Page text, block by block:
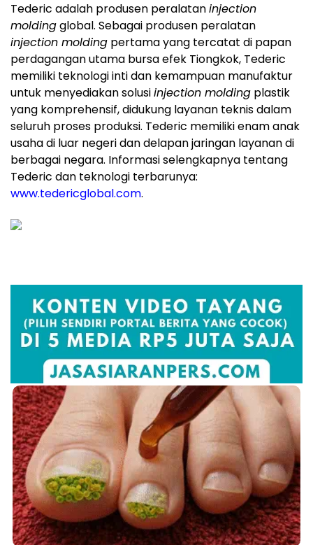
Tederic adalah produsen peralataninjection
moldingglobal. Sebagai produsen peralatan
injection molding pertama yang tercatat di papan
perdagangan utama bursa efek Tiongkok, Tederic
memiliki teknologi inti dan kemampuan manufaktur
untuk menyediakan solusiinjection molding plastik
yang komprehensif, didukung layanan teknis dalam
seluruh proses produksi. Tederic memiliki enam anak
usaha di luar negeri dan delapan jaringan layanan di
berbagai negara. Informasi selengkapnya tentang
Tederic dan teknologi terbarunya:
www.tedericglobal.com.